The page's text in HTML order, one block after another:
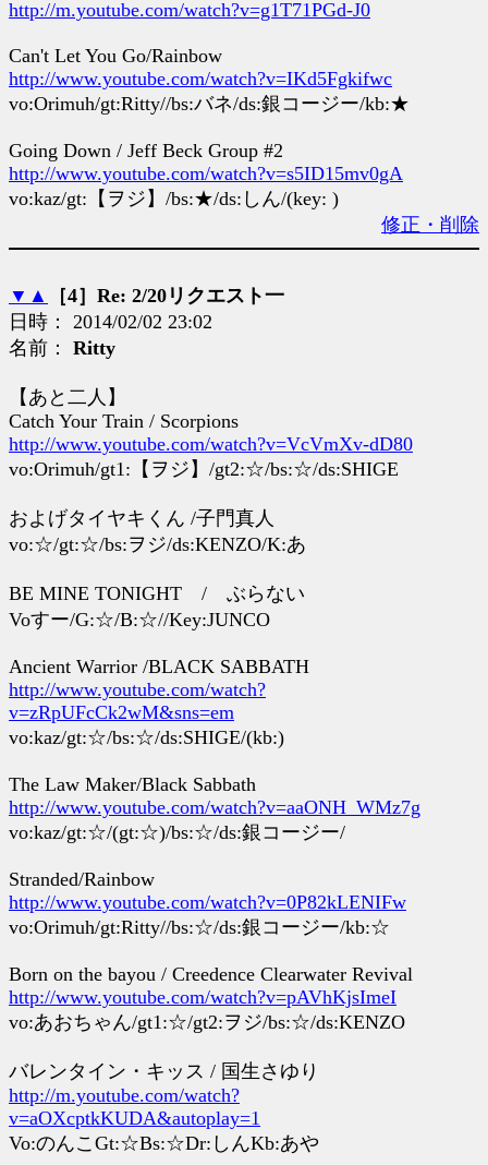
http://m.youtube.com/watch?v=g1T71PGd-J0
Can't Let You Go/Rainbow
http://www.youtube.com/watch?v=IKd5Fgkifwc
vo:Orimuh/gt:Ritty//bs:バネ/ds:銀コージー/kb:★
Going Down / Jeff Beck Group #2
http://www.youtube.com/watch?v=s5ID15mv0gA
vo:kaz/gt:【ヲジ】/bs:★/ds:しん/(key: )
修正・削除
▼ ▲
［4］Re: 2/20リクエスト一
日時： 2014/02/02 23:02
名前： Ritty
【あと二人】
Catch Your Train / Scorpions
http://www.youtube.com/watch?v=VcVmXv-dD80
vo:Orimuh/gt1:【ヲジ】/gt2:☆/bs:☆/ds:SHIGE
およげタイヤキくん /子門真人
vo:☆/gt:☆/bs:ヲジ/ds:KENZO/K:あ
BE MINE TONIGHT / ぶらない
Voすー/G:☆/B:☆//Key:JUNCO
Ancient Warrior /BLACK SABBATH
http://www.youtube.com/watch?
v=zRpUFcCk2wM&sns=em
vo:kaz/gt:☆/bs:☆/ds:SHIGE/(kb:)
The Law Maker/Black Sabbath
http://www.youtube.com/watch?v=aaONH_WMz7g
vo:kaz/gt:☆/(gt:☆)/bs:☆/ds:銀コージー/
Stranded/Rainbow
http://www.youtube.com/watch?v=0P82kLENIFw
vo:Orimuh/gt:Ritty//bs:☆/ds:銀コージー/kb:☆
Born on the bayou / Creedence Clearwater Revival
http://www.youtube.com/watch?v=pAVhKjsImeI
vo:あおちゃん/gt1:☆/gt2:ヲジ/bs:☆/ds:KENZO
バレンタイン・キッス / 国生さゆり
http://m.youtube.com/watch?
v=aOXcptkKUDA&autoplay=1
Vo:のんこGt:☆Bs:☆Dr:しんKb:あや